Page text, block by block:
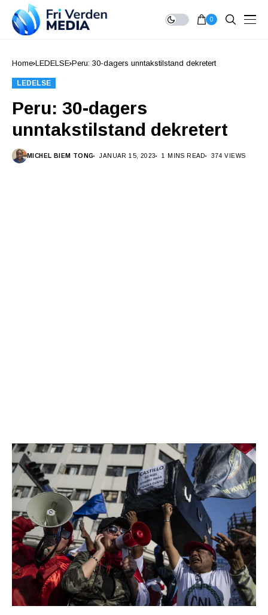
0
Home LEDELSE Peru: 30-dagers unntakstilstand dekretert
LEDELSE
Peru: 30-dagers
unntakstilstand dekretert
MICHEL BIEM TONG JANUAR 15, 2023 1 MINS READ 374 VIEWS